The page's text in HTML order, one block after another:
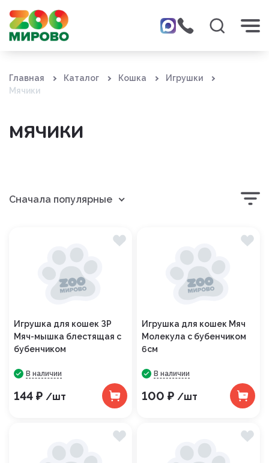
Главная Каталог Кошка
Игрушки
Мячики
МЯЧИКИ
Сначала популярные
Игрушка для кошек ЗР
Мяч-мышка блестящая с
бубенчиком
В наличии
144 ₽ /шт
Игрушка для кошек Мяч
Молекула с бубенчиком
6см
В наличии
100 ₽ /шт